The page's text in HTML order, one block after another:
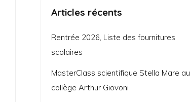
Articles récents
Rentrée 2026, Liste des fournitures
scolaires
MasterClass scientifique Stella Mare au
collège Arthur Giovoni